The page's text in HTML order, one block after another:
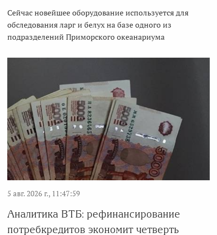
Сейчас новейшее оборудование используется для
обследования ларг и белух на базе одного из
подразделений Приморского океанариума
5 авг. 2026 г., 11:47:59
Аналитика ВТБ: рефинансирование
потребкредитов экономит четверть